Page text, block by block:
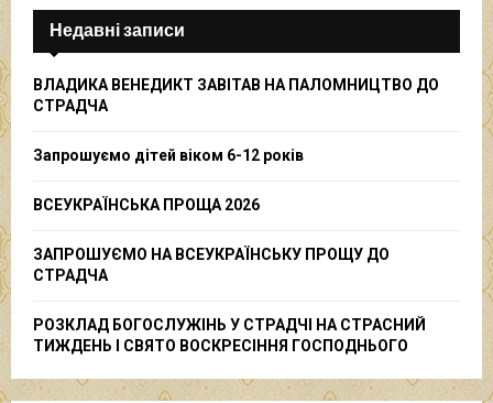
f
r
E
A
Недавні записи
ВЛАДИКА ВЕНЕДИКТ ЗАВІТАВ НА ПАЛОМНИЦТВО ДО
СТРАДЧА
Запрошуємо дітей віком 6-12 років
ВСЕУКРАЇНСЬКА ПРОЩА 2026
ЗАПРОШУЄМО НА ВСЕУКРАЇНСЬКУ ПРОЩУ ДО
СТРАДЧА
РОЗКЛАД БОГОСЛУЖІНЬ У СТРАДЧІ НА СТРАСНИЙ
ТИЖДЕНЬ І СВЯТО ВОСКРЕСІННЯ ГОСПОДНЬОГО